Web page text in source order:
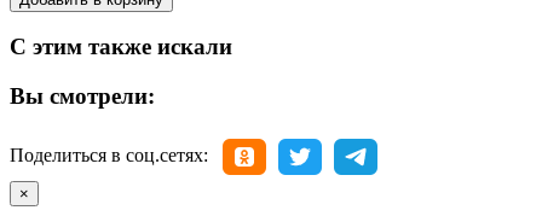
С этим также искали
Вы смотрели:
Поделиться в соц.сетях:
×